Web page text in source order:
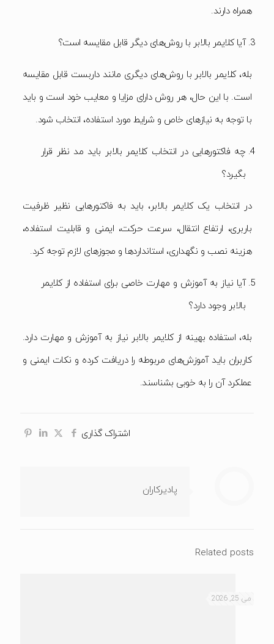
همراه دارند.
آیا کلایمر بالابر با روش‌های دیگر قابل مقایسه است؟
بله، کلایمر بالابر با روش‌های دیگری مانند داربست قابل مقایسه
است. با این حال، هر روش دارای مزایا و معایب خود است و باید
با توجه به نیازهای خاص و شرایط مورد استفاده، انتخاب شود.
چه فاکتورهایی در انتخاب کلایمر بالابر باید مد نظر قرار
بگیرد؟
در انتخاب یک کلایمر بالابر، باید به فاکتورهایی نظیر ظرفیت
باربری، ارتفاع انتقال، سرعت حرکت، ایمنی و قابلیت استفاده،
هزینه نصب و نگهداری، استانداردها و مجوزهای لازم توجه کرد.
آیا نیاز به آموزش و مهارت خاصی برای استفاده از کلایمر
بالابر وجود دارد؟
بله، استفاده بهینه از کلایمر بالابر نیاز به آموزش و مهارت دارد.
کاربران باید آموزش‌های مربوطه را دریافت کرده و نکات ایمنی و
عملکرد آن را به خوبی بشناسند.
اشتراک گذاری
پادیرکاران
Related posts
می 25, 2026